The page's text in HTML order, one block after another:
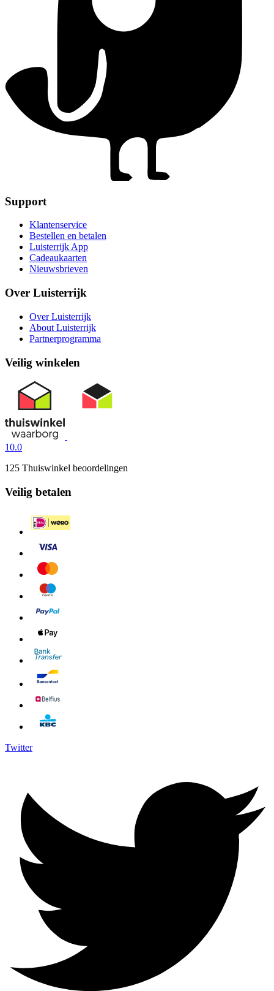
Support
Klantenservice
Bestellen en betalen
Luisterrijk App
Cadeaukaarten
Nieuwsbrieven
Over Luisterrijk
Over Luisterrijk
About Luisterrijk
Partnerprogramma
Veilig winkelen
10.0
125 Thuiswinkel beoordelingen
Veilig betalen
Twitter